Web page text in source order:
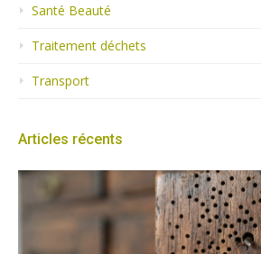
Santé Beauté
Traitement déchets
Transport
Articles récents